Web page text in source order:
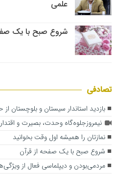
علمی
شروع صبح با یک
تصادفی
بازدید استاندار سیستان و
نیمروزجلوه‌گاه وحدت، بصیرت و اقتدار
نمازتان را همیشه اول وقت بخوانید
شروع صبح با یک صفحه از قرآن
مردمی‌بودن و دیپلماسی فعال از